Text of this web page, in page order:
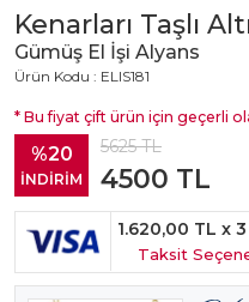
Kenarları Taşlı
Gümüş El İşi Alyans
Ürün Kodu : ELIS181
* Bu fiyat çift ürün için geçerli
%20
İNDİRİM
5625TL
4500 TL
1.620,00 TL x
Taksit